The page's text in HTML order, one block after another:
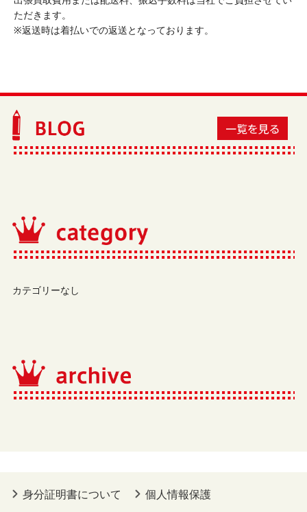
ただきます。
※返送時は着払いでの返送となっております。
カテゴリーなし
身分証明書について 個人情報保護